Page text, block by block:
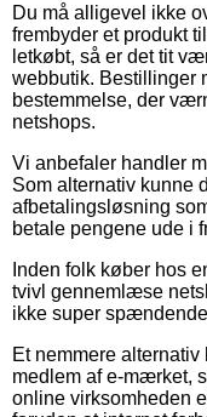
Du må alligevel ikke
frembyder et produkt
letkøbt, så er det tit
webbutik. Bestillinger
bestemmelse, der
netshops.
Vi anbefaler handler
Som alternativ kunne
afbetalingsløsning
betale pengene ude i
Inden folk køber hos
tvivl gennemlæse
ikke super
Et nemmere
medlem af e-mærket,
online virksomheden